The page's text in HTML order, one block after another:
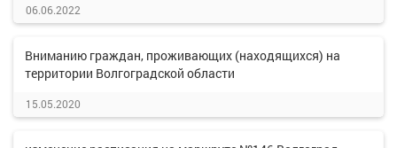
06.06.2022
Вниманию граждан, проживающих (находящихся) на
территории Волгоградской области
15.05.2020